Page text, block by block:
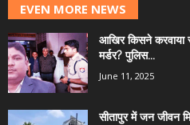
EVEN MORE NEWS
आखिर किसने करवाया
मर्डर? पुलिस...
June 11, 2025
सीतापुर में जन जीवन